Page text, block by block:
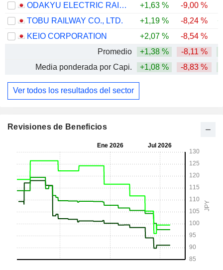
ODAKYU ELECTRIC RAILWAY CO., LTD.
+1,63 % -9,00 %
TOBU RAILWAY CO., LTD.
+1,19 % -8,24 %
KEIO CORPORATION
+2,07 % -8,54 %
Promedio
+1,38 % -8,11 %
Media ponderada por Capi.
+1,08 % -8,83 %
Ver todos los resultados del sector
Revisiones de Beneficios